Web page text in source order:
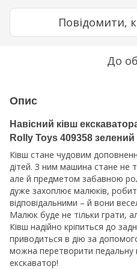
Повідомити,
До
Опис
Навісний ківш
Rolly Toys 409358 зелений
Ківш стане чудовим
дітей. З ним машина стане не
але й предметом забавною
дуже захоплює малюків,
відповідальними – й вони
Малюк буде не тільки грати,
Ківш надійно кріпиться до
приводиться в дію за
можна перетворити педальну
екскаватор!